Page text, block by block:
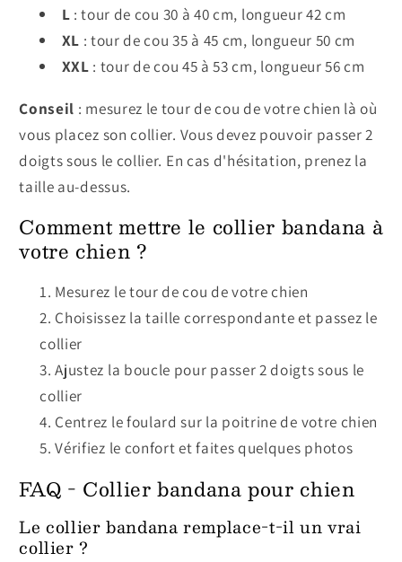
L : tour de cou 30 à 40 cm, longueur 42 cm
XL : tour de cou 35 à 45 cm, longueur 50 cm
XXL : tour de cou 45 à 53 cm, longueur 56 cm
Conseil : mesurez le tour de cou de votre chien là où
vous placez son collier. Vous devez pouvoir passer 2
doigts sous le collier. En cas d'hésitation, prenez la
taille au-dessus.
Comment mettre le collier bandana à
votre chien ?
Mesurez le tour de cou de votre chien
Choisissez la taille correspondante et passez le
collier
Ajustez la boucle pour passer 2 doigts sous le
collier
Centrez le foulard sur la poitrine de votre chien
Vérifiez le confort et faites quelques photos
FAQ - Collier bandana pour chien
Le collier bandana remplace-t-il un vrai
collier ?